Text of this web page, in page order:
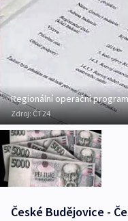
Regionální operační program
Zdroj:ČT24
České Budějovice -